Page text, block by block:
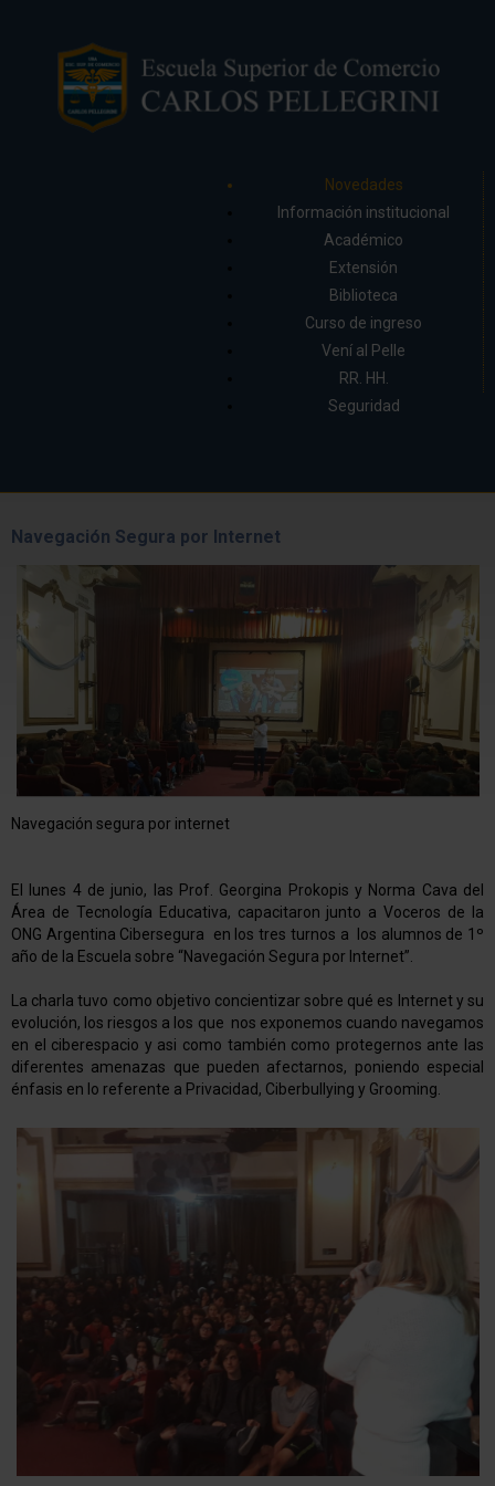
Novedades
Información institucional
Académico
Extensión
Biblioteca
Curso de ingreso
Vení al Pelle
RR. HH.
Seguridad
Navegación Segura por Internet
Navegación segura por internet
El lunes 4 de junio, las Prof. Georgina Prokopis y Norma Cava del
Área de Tecnología Educativa, capacitaron junto a Voceros de la
ONG Argentina Cibersegura en los tres turnos a los alumnos de 1º
año de la Escuela sobre “Navegación Segura por Internet”.
La charla tuvo como objetivo concientizar sobre qué es Internet y su
evolución, los riesgos a los que nos exponemos cuando navegamos
en el ciberespacio y asi como también como protegernos ante las
diferentes amenazas que pueden afectarnos, poniendo especial
énfasis en lo referente a Privacidad, Ciberbullying y Grooming.